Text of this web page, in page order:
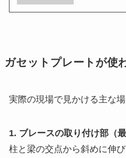
ガセットプレートが使
実際の現場で見かける主な場
1. ブレースの取り付け部（最
柱と梁の交点から斜めに伸